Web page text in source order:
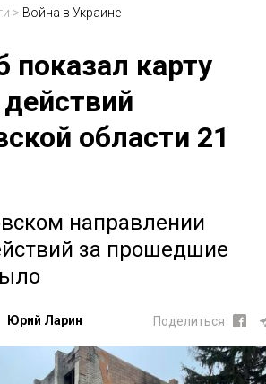
> Война в Украине
показал карту
области 21
направлении
за прошедшие
Юрий Ларин Поделиться